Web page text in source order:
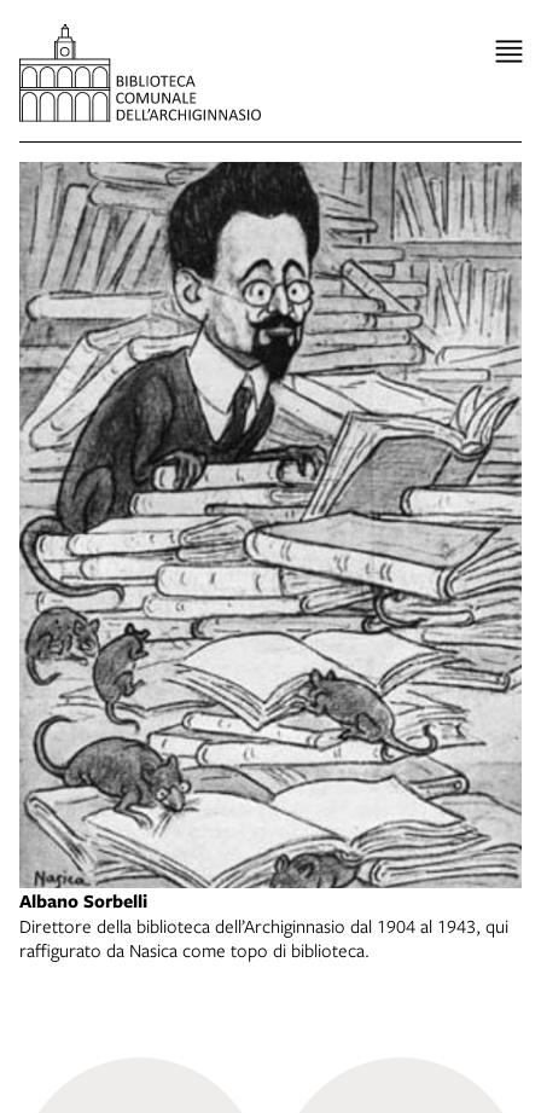
Albano Sorbelli
Direttore della biblioteca dell’Archiginnasio dal 1904 al 1943, qui
raffigurato da Nasica come topo di biblioteca.